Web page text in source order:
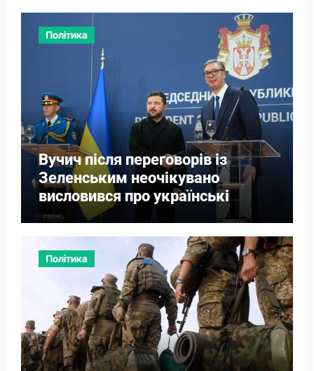
Політика
Вучич після переговорів із
Зеленським неочікувано
висловився про українські
території
Політика